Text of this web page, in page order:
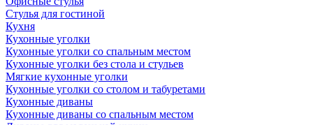
Стулья для гостиной
Кухня
Кухонные уголки
Кухонные уголки со спальным местом
Кухонные уголки без стола и стульев
Мягкие кухонные уголки
Кухонные уголки со столом и табуретами
Кухонные диваны
Кухонные диваны со спальным местом